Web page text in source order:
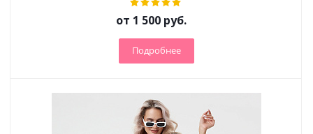
от 1 500 руб.
Подробнее